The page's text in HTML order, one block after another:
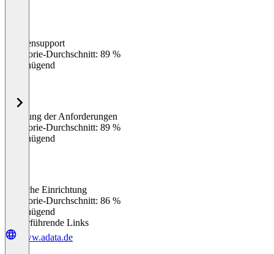
Kundensupport
Kategorie-Durchschnitt: 89 %
Ungenügend
Erfüllung der Anforderungen
Kategorie-Durchschnitt: 89 %
Ungenügend
Einfache Einrichtung
Kategorie-Durchschnitt: 86 %
Ungenügend
Weiterführende Links
www.adata.de